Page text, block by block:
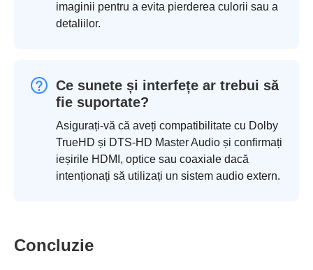
imaginii pentru a evita pierderea culorii sau a
detaliilor.
Ce sunete și interfețe ar trebui să
fie suportate?
Asigurați-vă că aveți compatibilitate cu Dolby
TrueHD și DTS-HD Master Audio și confirmați
ieșirile HDMI, optice sau coaxiale dacă
intenționați să utilizați un sistem audio extern.
Concluzie